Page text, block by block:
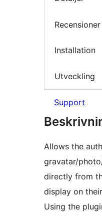
Recensioner
Installation
Utveckling
Support
Allows the
gravatar/
directly from
display on
Using the